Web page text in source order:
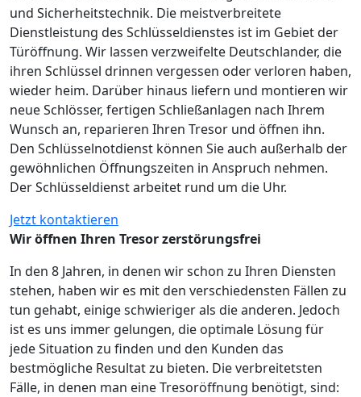
und Sicherheitstechnik. Die meistverbreitete
Dienstleistung des Schlüsseldienstes ist im Gebiet der
Türöffnung. Wir lassen verzweifelte Deutschlander, die
ihren Schlüssel drinnen vergessen oder verloren haben,
wieder heim. Darüber hinaus liefern und montieren wir
neue Schlösser, fertigen Schließanlagen nach Ihrem
Wunsch an, reparieren Ihren Tresor und öffnen ihn.
Den Schlüsselnotdienst können Sie auch außerhalb der
gewöhnlichen Öffnungszeiten in Anspruch nehmen.
Der Schlüsseldienst arbeitet rund um die Uhr.
Jetzt kontaktieren
Wir öffnen Ihren Tresor zerstörungsfrei
In den 8 Jahren, in denen wir schon zu Ihren Diensten
stehen, haben wir es mit den verschiedensten Fällen zu
tun gehabt, einige schwieriger als die anderen. Jedoch
ist es uns immer gelungen, die optimale Lösung für
jede Situation zu finden und den Kunden das
bestmögliche Resultat zu bieten. Die verbreitetsten
Fälle, in denen man eine Tresoröffnung benötigt, sind: